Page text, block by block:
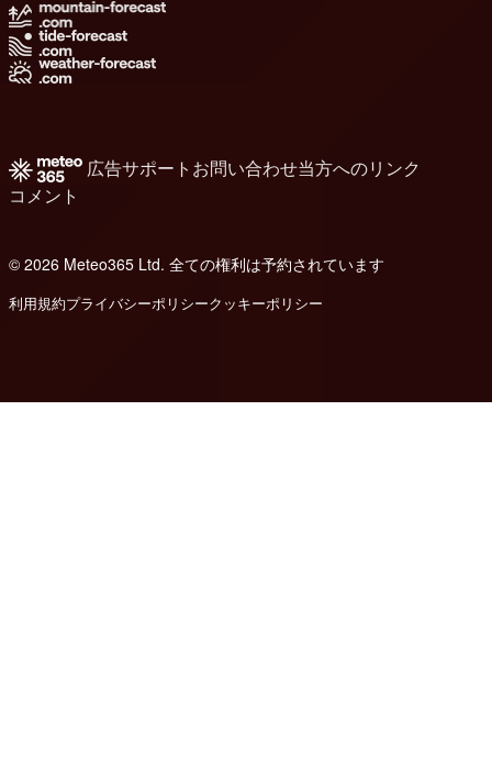
広告サポート お問い合わせ当方へのリンク
コメント
© 2026 Meteo365 Ltd. 全ての権利は予約されています
利用規約プライバシーポリシークッキーポリシー